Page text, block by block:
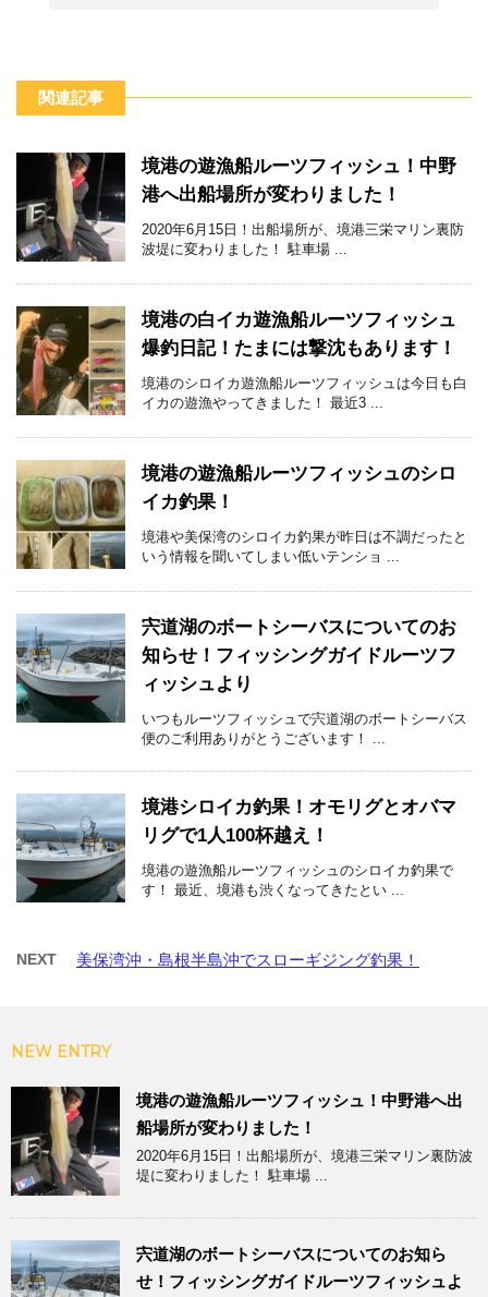
関連記事
境港の遊漁船ルーツフィッシュ！中野
港へ出船場所が変わりました！
2020年6月15日！出船場所が、境港三栄マリン裏防
波堤に変わりました！ 駐車場 ...
境港の白イカ遊漁船ルーツフィッシュ
爆釣日記！たまには撃沈もあります！
境港のシロイカ遊漁船ルーツフィッシュは今日も白
イカの遊漁やってきました！ 最近3 ...
境港の遊漁船ルーツフィッシュのシロ
イカ釣果！
境港や美保湾のシロイカ釣果が昨日は不調だったと
いう情報を聞いてしまい低いテンショ ...
宍道湖のボートシーバスについてのお
知らせ！フィッシングガイドルーツフ
ィッシュより
いつもルーツフィッシュで宍道湖のボートシーバス
便のご利用ありがとうございます！ ...
境港シロイカ釣果！オモリグとオバマ
リグで1人100杯越え！
境港の遊漁船ルーツフィッシュのシロイカ釣果で
す！ 最近、境港も渋くなってきたとい ...
NEXT 美保湾沖・島根半島沖でスローギジング釣果！
NEW ENTRY
境港の遊漁船ルーツフィッシュ！中野港へ出
船場所が変わりました！
2020年6月15日！出船場所が、境港三栄マリン裏防波
堤に変わりました！ 駐車場 ...
宍道湖のボートシーバスについてのお知ら
せ！フィッシングガイドルーツフィッシュよ